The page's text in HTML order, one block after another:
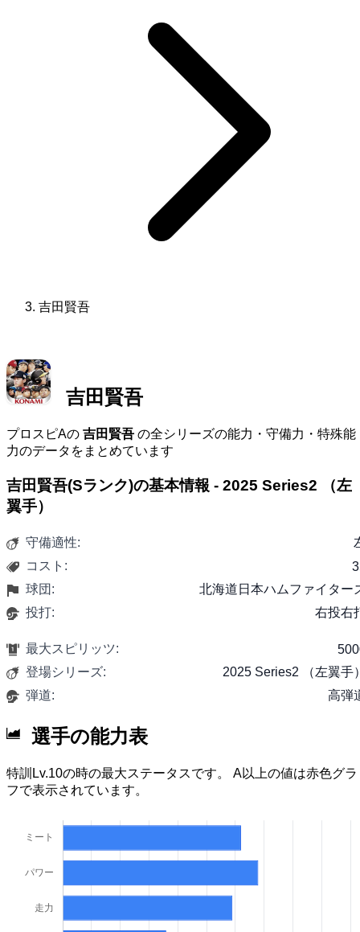
吉田賢吾
吉田賢吾
プロスピAの 吉田賢吾 の全シリーズの能力・守備力・特殊能
力のデータをまとめています
吉田賢吾(Sランク)の基本情報 - 2025 Series2 （左
翼手）
守備適性:
コスト:
球団:
北海道日本ハムファイター
投打:
右投右
最大スピリッツ:
登場シリーズ:
2025 Series2 （左翼手
弾道:
高弾
選手の能力表
特訓Lv.10の時の最大ステータスです。 A以上の値は赤色グラ
フで表示されています。